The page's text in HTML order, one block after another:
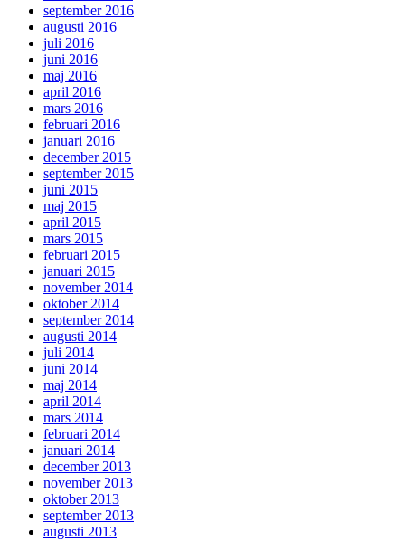
september 2016
augusti 2016
juli 2016
juni 2016
maj 2016
april 2016
mars 2016
februari 2016
januari 2016
december 2015
september 2015
juni 2015
maj 2015
april 2015
mars 2015
februari 2015
januari 2015
november 2014
oktober 2014
september 2014
augusti 2014
juli 2014
juni 2014
maj 2014
april 2014
mars 2014
februari 2014
januari 2014
december 2013
november 2013
oktober 2013
september 2013
augusti 2013